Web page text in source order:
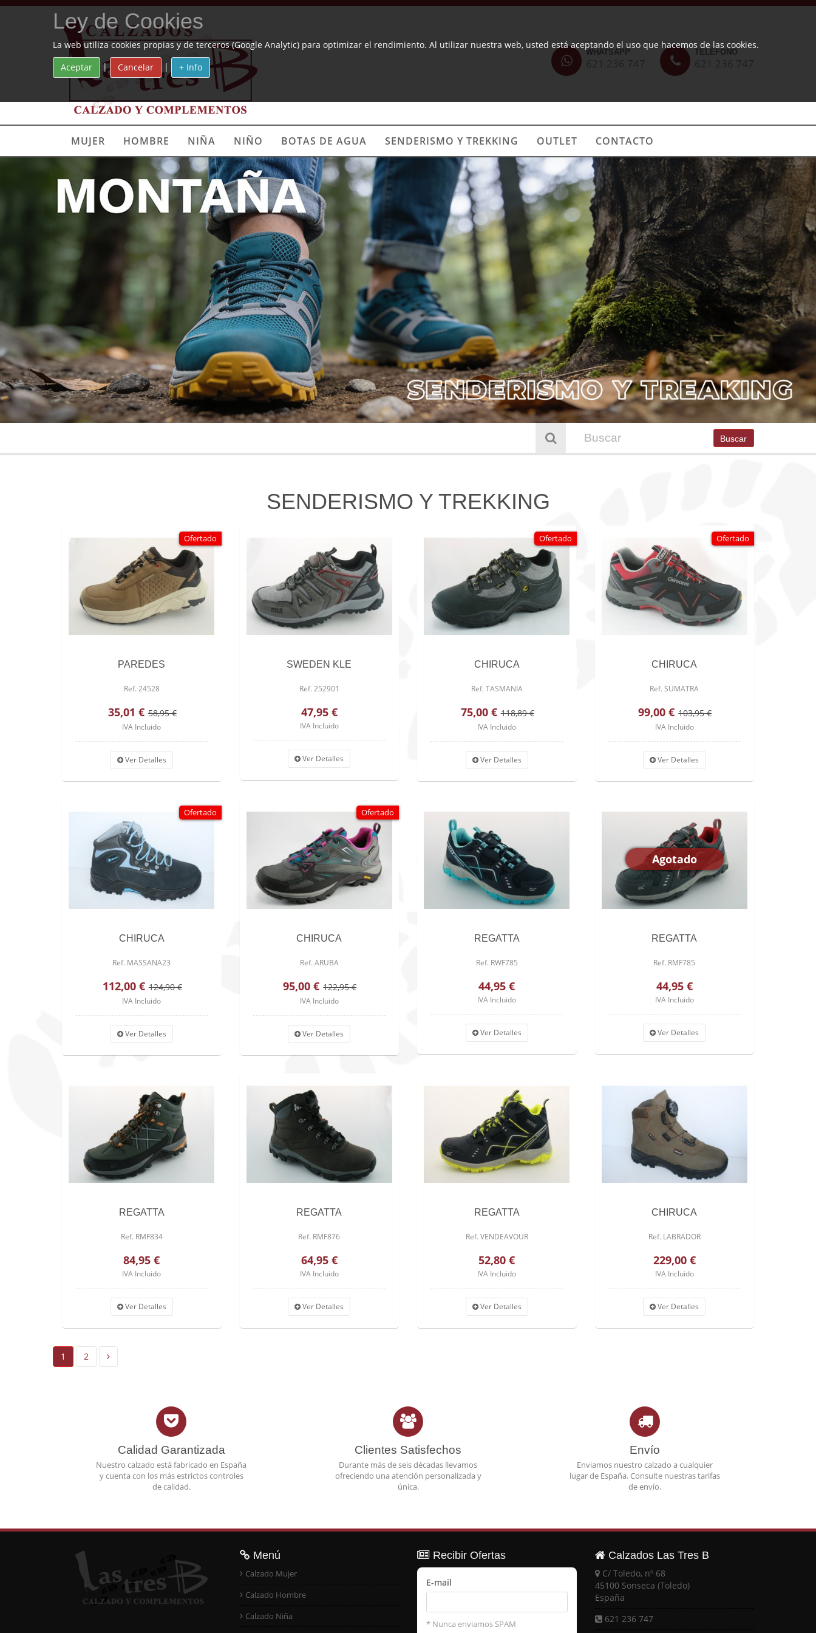
WHATSAPP TELÉFONO
MUJER HOMBRE NIÑA NIÑO BOTAS DE AGUA SENDERISMO Y TREKKING OUTLET CONTACTO
Buscar
SENDERISMO Y TREKKING
Ofertado
PAREDES
Ref. 24528
35,01 € 58,95 €
IVA Incluido
Ver Detalles
SWEDEN KLE
Ref. 252901
47,95 €
IVA Incluido
Ver Detalles
Ofertado
CHIRUCA
Ref. TASMANIA
75,00 € 118,89 €
IVA Incluido
Ver Detalles
Ofertado
CHIRUCA
Ref. SUMATRA
99,00 € 103,95 €
IVA Incluido
Ver Detalles
Ofertado
CHIRUCA
Ref. MASSANA23
112,00 € 124,90 €
IVA Incluido
Ver Detalles
Ofertado
CHIRUCA
Ref. ARUBA
95,00 € 122,95 €
IVA Incluido
Ver Detalles
REGATTA
Ref. RWF785
44,95 €
IVA Incluido
Ver Detalles
Agotado
REGATTA
Ref. RMF785
44,95 €
IVA Incluido
Ver Detalles
REGATTA
Ref. RMF834
84,95 €
IVA Incluido
Ver Detalles
REGATTA
Ref. RMF876
64,95 €
IVA Incluido
Ver Detalles
REGATTA
Ref. VENDEAVOUR
52,80 €
IVA Incluido
Ver Detalles
CHIRUCA
Ref. LABRADOR
229,00 €
IVA Incluido
Ver Detalles
1 2
Calidad Garantizada
Nuestro calzado está fabricado en España
y cuenta con los más estrictos controles
de calidad.
Clientes Satisfechos
Durante más de seis décadas llevamos
ofreciendo una atención personalizada y
única.
Envío
Enviamos nuestro calzado a cualquier
lugar de España. Consulte nuestras tarifas
de envío.
Menú
Calzado Mujer
Calzado Hombre
Calzado Niña
Recibir Ofertas
E-mail
* Nunca enviamos SPAM
Calzados Las Tres B
C/ Toledo, nº 68
45100 Sonseca (Toledo)
España
621 236 747
Ley de Cookies
La web utiliza cookies propias y de terceros (Google Analytic) para optimizar el rendimiento. Al utilizar nuestra web, usted está aceptando el uso que hacemos de las cookies.
Aceptar
| Cancelar | + Info